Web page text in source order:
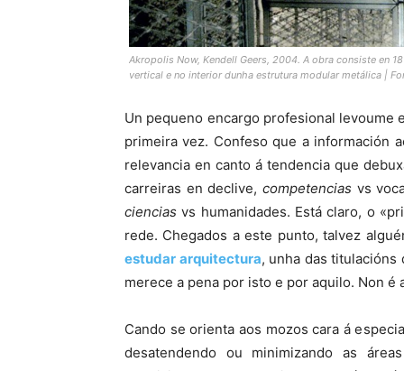
Akropolis Now, Kendell Geers, 2004. A obra consiste en
vertical e no interior dunha estrutura modular metálica |
Un pequeno encargo profesional
primeira vez. Confeso que a información
relevancia en canto á tendencia que
carreiras en declive, competencias vs
ciencias vs humanidades. Está claro, o
rede. Chegados a este punto, talvez
estudar arquitectura, unha das
merece a pena por isto e por aquilo. Non
Cando se orienta aos mozos cara á
desatendendo ou minimizando as